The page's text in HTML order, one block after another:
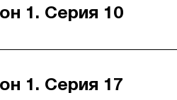
1. Серия 10
1. Серия 17